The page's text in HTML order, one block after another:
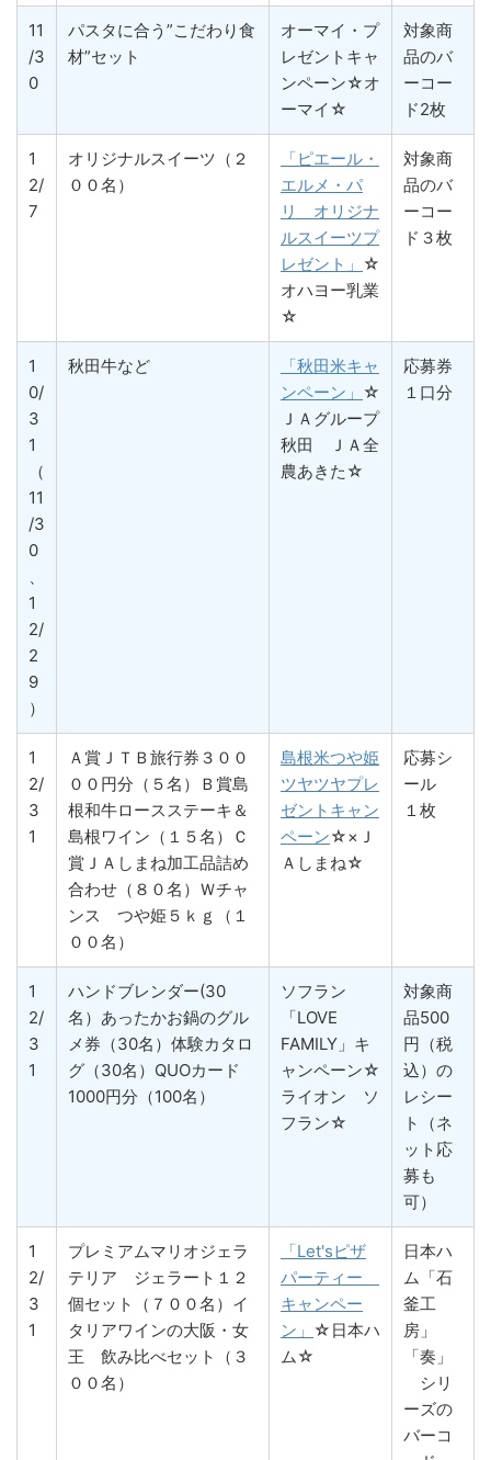
11
/3
0
パスタに合う”こだわり食
材”セット
オーマイ・プ
レゼントキャ
ンペーン☆オ
ーマイ☆
対象商
品のバ
ーコー
ド2枚
1
2/
7
オリジナルスイーツ（２
００名）
「ピエール・
エルメ・パ
リ オリジナ
ルスイーツプ
レゼント」 ☆
オハヨー乳業
☆
対象商
品のバ
ーコー
ド３枚
1
0/
3
1
（
11
/3
0
、
1
2/
2
9
）
秋田牛など
「秋田米キャ
ンペーン」 ☆
ＪＡグループ
秋田 ＪＡ全
農あきた☆
応募券
１口分
1
2/
3
1
Ａ賞ＪＴＢ旅行券３００
００円分（５名）Ｂ賞島
根和牛ロースステーキ＆
島根ワイン（１５名）Ｃ
賞ＪＡしまね加工品詰め
合わせ（８０名）Ｗチャ
ンス つや姫５ｋｇ（１
００名）
島根米つや姫
ツヤツヤプレ
ゼントキャン
ペーン☆×Ｊ
Ａしまね☆
応募シ
ール
１枚
1
2/
3
1
ハンドブレンダー(30
名）あったかお鍋のグル
メ券（30名）体験カタロ
グ（30名）QUOカード
1000円分（100名）
ソフラン
「LOVE
FAMILY」キ
ャンペーン☆
ライオン ソ
フラン☆
対象商
品500
円（税
込）の
レシー
ト（ネ
ット応
募も
可）
1
2/
3
1
プレミアムマリオジェラ
テリア ジェラート１２
個セット（７００名）イ
タリアワインの大阪・女
王 飲み比べセット（３
００名）
「Let'sピザ
パーティー
キャンペー
ン」 ☆日本ハ
ム☆
日本ハ
ム「石
釜工
房」
「奏」
シリ
ーズの
バーコ